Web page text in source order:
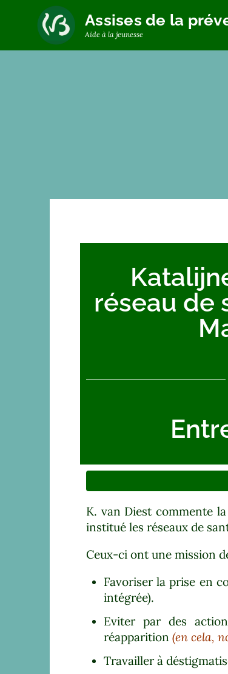
Assises de la
Aide à la jeunesse
réseau de
K. van Diest commente
institué les réseaux de
Ceux-ci ont une mission
Favoriser la prise en
intégrée).
Eviter par des
réapparition (en cela,
Travailler à